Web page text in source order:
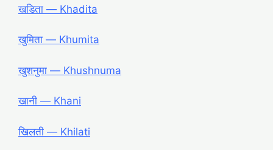
खडिता ― Khadita
खुमिता ― Khumita
खुशनुमा ― Khushnuma
खानी ― Khani
खिलती ― Khilati